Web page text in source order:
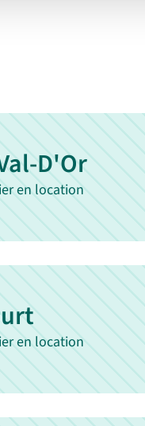
D'Or
en location
en location